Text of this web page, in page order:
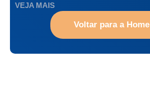
VEJA MAIS
Voltar para a Home